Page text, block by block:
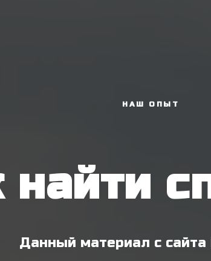
НАШ ОПЫТ
найти
Данный материал с сайта